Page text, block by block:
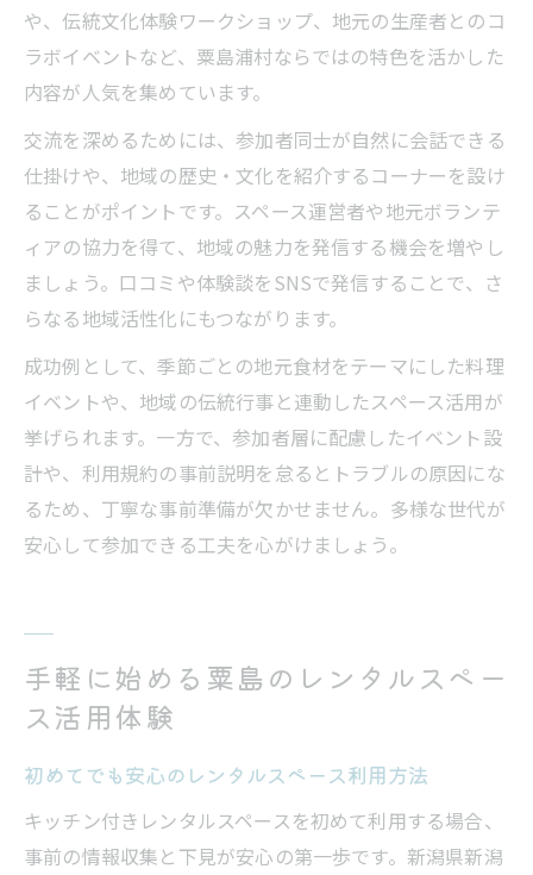
や、伝統文化体験ワークショップ、地元の生産者とのコ
ラボイベントなど、粟島浦村ならではの特色を活かした
内容が人気を集めています。
交流を深めるためには、参加者同士が自然に会話できる
仕掛けや、地域の歴史・文化を紹介するコーナーを設け
ることがポイントです。スペース運営者や地元ボランテ
ィアの協力を得て、地域の魅力を発信する機会を増やし
ましょう。口コミや体験談をSNSで発信することで、さ
らなる地域活性化にもつながります。
成功例として、季節ごとの地元食材をテーマにした料理
イベントや、地域の伝統行事と連動したスペース活用が
挙げられます。一方で、参加者層に配慮したイベント設
計や、利用規約の事前説明を怠るとトラブルの原因にな
るため、丁寧な事前準備が欠かせません。多様な世代が
安心して参加できる工夫を心がけましょう。
手軽に始める粟島のレンタルスペー
ス活用体験
初めてでも安心のレンタルスペース利用方法
キッチン付きレンタルスペースを初めて利用する場合、
事前の情報収集と下見が安心の第一歩です。新潟県新潟